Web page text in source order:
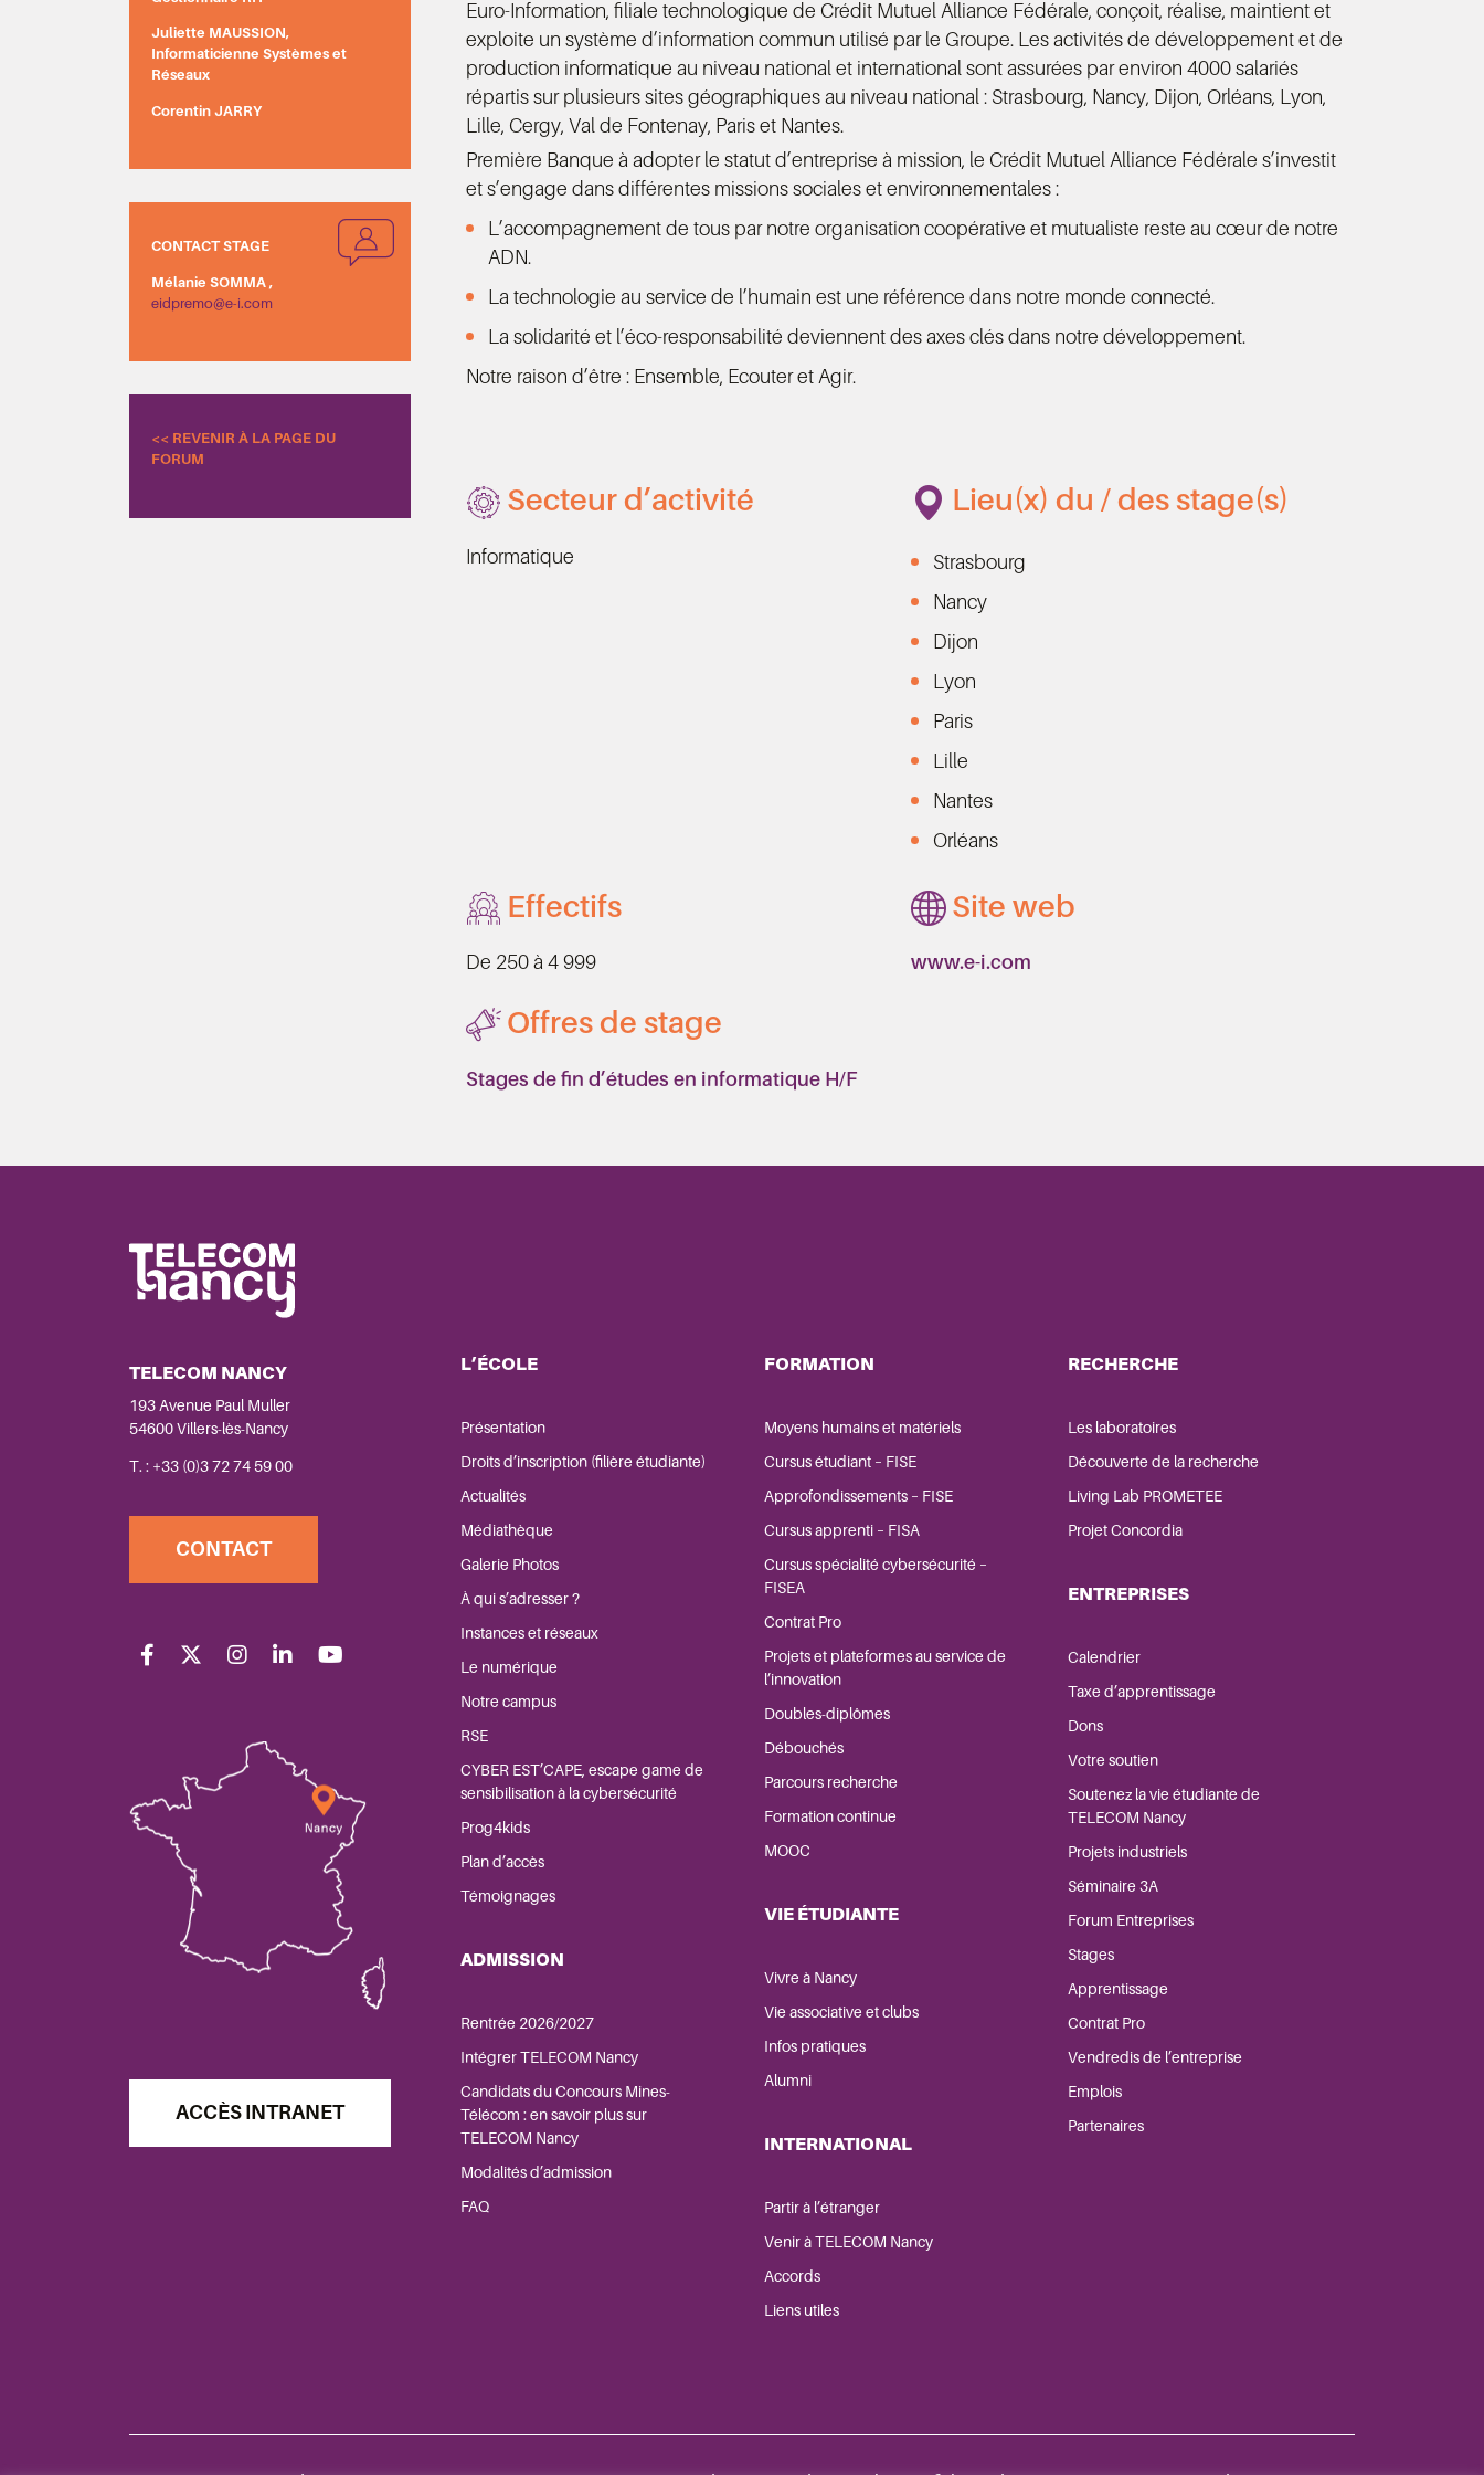
Juliette MAUSSION,
Informaticienne Systèmes et
Réseaux
Corentin JARRY
CONTACT STAGE
Mélanie SOMMA ,
eidpremo@e-i.com
<< REVENIR À LA PAGE DU
FORUM
Euro-Information, filiale technologique de Crédit Mutuel Alliance Fédérale, conçoit, réalise, maintient et
exploite un système d’information commun utilisé par le Groupe. Les activités de développement et de
production informatique au niveau national et international sont assurées par environ 4000 salariés
répartis sur plusieurs sites géographiques au niveau national : Strasbourg, Nancy, Dijon, Orléans, Lyon,
Lille, Cergy, Val de Fontenay, Paris et Nantes.
Première Banque à adopter le statut d’entreprise à mission, le Crédit Mutuel Alliance Fédérale s’investit
et s’engage dans différentes missions sociales et environnementales :
L’accompagnement de tous par notre organisation coopérative et mutualiste reste au cœur de notre
ADN.
La technologie au service de l’humain est une référence dans notre monde connecté.
La solidarité et l’éco-responsabilité deviennent des axes clés dans notre développement.
Notre raison d’être : Ensemble, Ecouter et Agir.
Secteur d’activité
Informatique
Lieu(x) du / des stage(s)
Strasbourg
Nancy
Dijon
Lyon
Paris
Lille
Nantes
Orléans
Effectifs
De 250 à 4 999
Site web
www.e-i.com
Offres de stage
Stages de fin d’études en informatique H/F
TELECOM NANCY
193 Avenue Paul Muller
54600 Villers-lès-Nancy
T. : +33 (0)3 72 74 59 00
CONTACT
ACCÈS INTRANET
L’ÉCOLE
Présentation
Droits d’inscription (filière étudiante)
Actualités
Médiathèque
Galerie Photos
À qui s’adresser ?
Instances et réseaux
Le numérique
Notre campus
RSE
CYBER EST’CAPE, escape game de
sensibilisation à la cybersécurité
Prog4kids
Plan d’accès
Témoignages
ADMISSION
Rentrée 2026/2027
Intégrer TELECOM Nancy
Candidats du Concours Mines-
Télécom : en savoir plus sur
TELECOM Nancy
Modalités d’admission
FAQ
FORMATION
Moyens humains et matériels
Cursus étudiant – FISE
Approfondissements – FISE
Cursus apprenti – FISA
Cursus spécialité cybersécurité –
FISEA
Contrat Pro
Projets et plateformes au service de
l’innovation
Doubles-diplômes
Débouchés
Parcours recherche
Formation continue
MOOC
VIE ÉTUDIANTE
Vivre à Nancy
Vie associative et clubs
Infos pratiques
Alumni
INTERNATIONAL
Partir à l’étranger
Venir à TELECOM Nancy
Accords
Liens utiles
RECHERCHE
Les laboratoires
Découverte de la recherche
Living Lab PROMETEE
Projet Concordia
ENTREPRISES
Calendrier
Taxe d’apprentissage
Dons
Votre soutien
Soutenez la vie étudiante de
TELECOM Nancy
Projets industriels
Séminaire 3A
Forum Entreprises
Stages
Apprentissage
Contrat Pro
Vendredis de l’entreprise
Emplois
Partenaires